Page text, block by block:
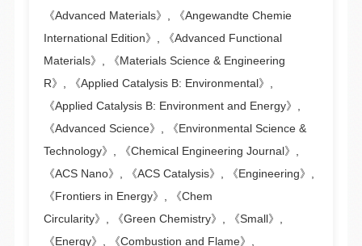
《Advanced Materials》, 《Angewandte Chemie
International Edition》, 《Advanced Functional
Materials》, 《Materials Science & Engineering
R》, 《Applied Catalysis B: Environmental》,
《Applied Catalysis B: Environment and Energy》,
《Advanced Science》, 《Environmental Science &
Technology》, 《Chemical Engineering Journal》,
《ACS Nano》, 《ACS Catalysis》, 《Engineering》,
《Frontiers in Energy》,
《Chem
Circularity》, 《Green Chemistry》, 《Small》,
《Energy》, 《Combustion and Flame》,